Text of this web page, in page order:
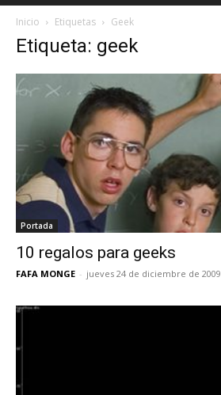
Inicio Etiquetas Geek
Etiqueta: geek
Portada
10 regalos para geeks
FAFA MONGE - jueves 24 de diciembre de 2009